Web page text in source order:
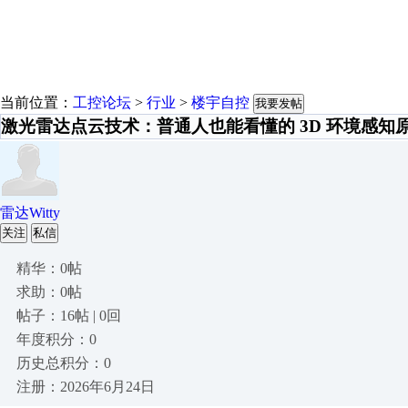
当前位置： 工控论坛 > 行业 > 楼宇自控 我要发帖
激光雷达点云技术：普通人也能看懂的 3D 环境感知
雷达Witty
关注 私信
精华：0帖
求助：0帖
帖子：16帖 | 0回
年度积分：0
历史总积分：0
注册：2026年6月24日